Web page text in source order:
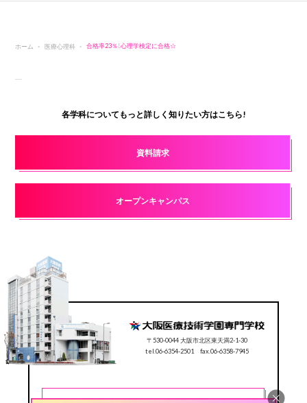
ホーム 医療心理科 合格率23％！心理学検定に合格☆
各学科についてもっと詳しく知りたい方はこちら!
資料請求
オープンキャンパス
〒530-0044 大阪市北区東天満2-1-30
tel.06-6354-2501 fax.06-6358-7945